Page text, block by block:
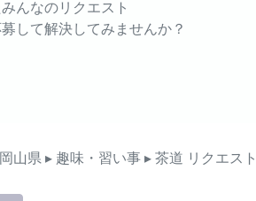
んなのリクエスト
して解決してみませんか？
岡山県 ▸ 趣味・習い事 ▸ 茶道 リクエスト